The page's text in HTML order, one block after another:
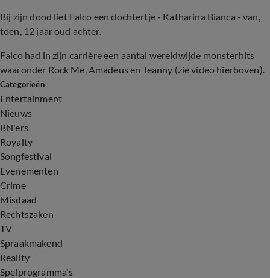
Bij zijn dood liet Falco een dochtertje - Katharina Bianca - van,
toen, 12 jaar oud achter.
Falco had in zijn carrière een aantal wereldwijde monsterhits
waaronder Rock Me, Amadeus en Jeanny (zie video hierboven).
Categorieën
Entertainment
Nieuws
BN'ers
Royalty
Songfestival
Evenementen
Crime
Misdaad
Rechtszaken
TV
Spraakmakend
Reality
Spelprogramma's